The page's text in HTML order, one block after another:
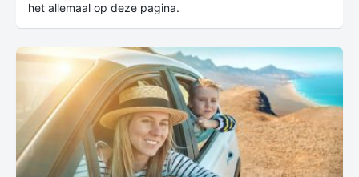
het allemaal op deze pagina.